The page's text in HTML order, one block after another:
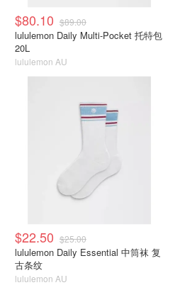
$80.10 $89.00
lululemon Daily Multi-Pocket 托特包
20L
lululemon AU
$22.50 $25.00
lululemon Daily Essential 中筒袜 复
古条纹
lululemon AU